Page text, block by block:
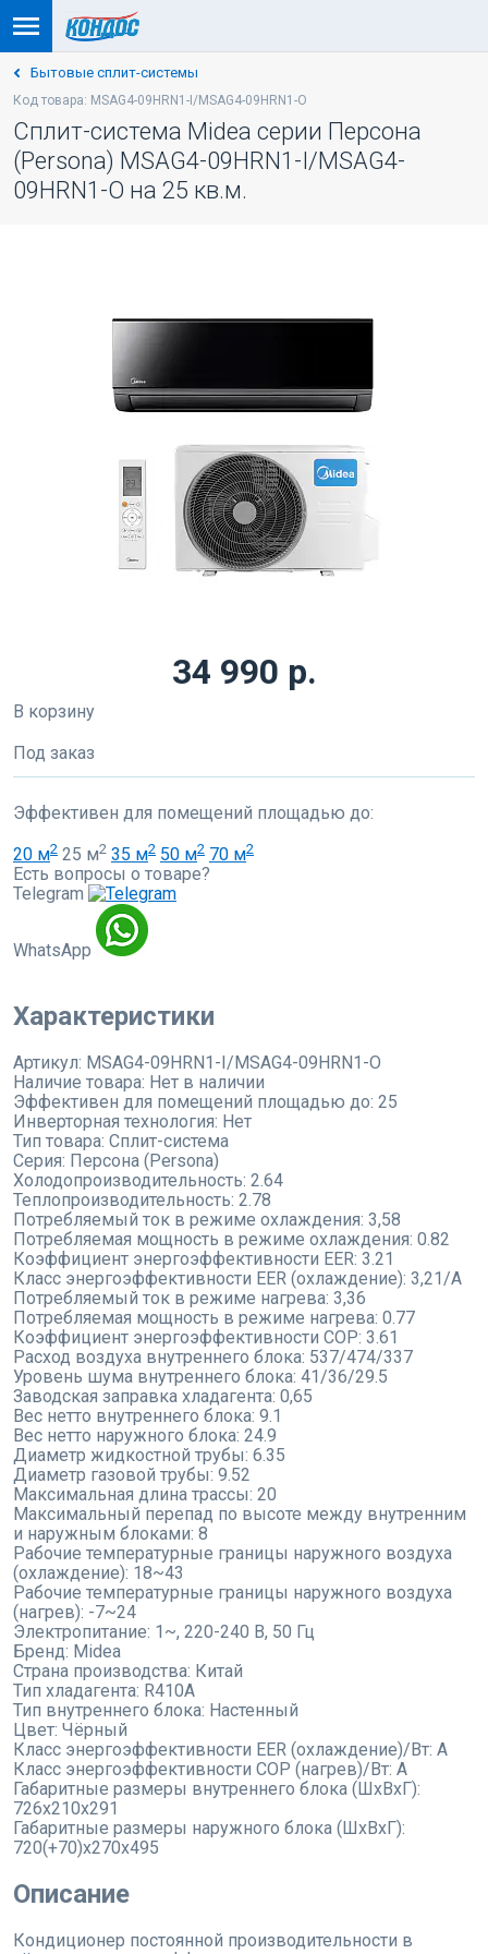
Бытовые сплит-системы
Код товара: MSAG4-09HRN1-I/MSAG4-09HRN1-O
Сплит-система Midea серии Персона
(Persona) MSAG4-09HRN1-I/MSAG4-
09HRN1-O на 25 кв.м.
34 990 р.
В корзину
Под заказ
Эффективен для помещений площадью до:
20 м2 25 м2 35 м2 50 м2 70 м2
Есть вопросы о товаре?
Telegram
WhatsApp
Характеристики
Артикул: MSAG4-09HRN1-I/MSAG4-09HRN1-O
Наличие товара: Нет в наличии
Эффективен для помещений площадью до: 25
Инверторная технология: Нет
Тип товара: Сплит-система
Серия: Персона (Persona)
Холодопроизводительность: 2.64
Теплопроизводительность: 2.78
Потребляемый ток в режиме охлаждения: 3,58
Потребляемая мощность в режиме охлаждения: 0.82
Коэффициент энергоэффективности EER: 3.21
Класс энергоэффективности EER (охлаждение): 3,21/A
Потребляемый ток в режиме нагрева: 3,36
Потребляемая мощность в режиме нагрева: 0.77
Коэффициент энергоэффективности COP: 3.61
Расход воздуха внутреннего блока: 537/474/337
Уровень шума внутреннего блока: 41/36/29.5
Заводская заправка хладагента: 0,65
Вес нетто внутреннего блока: 9.1
Вес нетто наружного блока: 24.9
Диаметр жидкостной трубы: 6.35
Диаметр газовой трубы: 9.52
Максимальная длина трассы: 20
Максимальный перепад по высоте между внутренним
и наружным блоками: 8
Рабочие температурные границы наружного воздуха
(охлаждение): 18~43
Рабочие температурные границы наружного воздуха
(нагрев): -7~24
Электропитание: 1~, 220-240 В, 50 Гц
Бренд: Midea
Страна производства: Китай
Тип хладагента: R410A
Тип внутреннего блока: Настенный
Цвет: Чёрный
Класс энергоэффективности EER (охлаждение)/Вт: A
Класс энергоэффективности COP (нагрев)/Вт: A
Габаритные размеры внутреннего блока (ШхВхГ):
726x210x291
Габаритные размеры наружного блока (ШхВхГ):
720(+70)x270x495
Описание
Кондиционер постоянной производительности в